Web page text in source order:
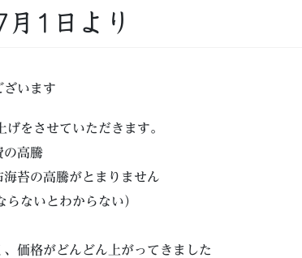
1日より
ざいます
をさせていただきます。
の高騰
苔の高騰がとまりません
ないとわからない）
価格がどんどん上がってきました